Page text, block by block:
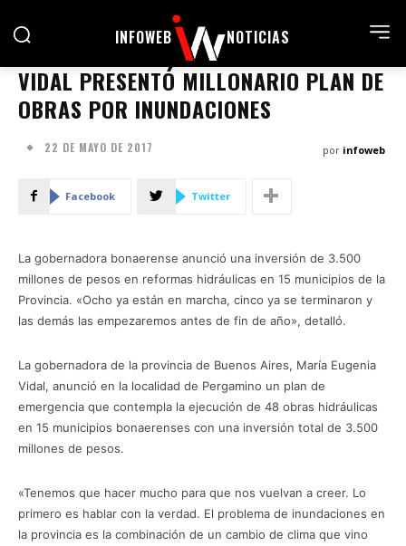
INFOWEB NOTICIAS
VIDAL PRESENTÓ MILLONARIO PLAN DE
OBRAS POR INUNDACIONES
22 DE MAYO DE 2017 por infoweb
Facebook Twitter
La gobernadora bonaerense anunció una inversión de 3.500
millones de pesos en reformas hidráulicas en 15 municipios de la
Provincia. «Ocho ya están en marcha, cinco ya se terminaron y
las demás las empezaremos antes de fin de año», detalló.
La gobernadora de la provincia de Buenos Aires, María Eugenia
Vidal, anunció en la localidad de Pergamino un plan de
emergencia que contempla la ejecución de 48 obras hidráulicas
en 15 municipios bonaerenses con una inversión total de 3.500
millones de pesos.
«Tenemos que hacer mucho para que nos vuelvan a creer. Lo
primero es hablar con la verdad. El problema de inundaciones en
la provincia es la combinación de un cambio de clima que vino